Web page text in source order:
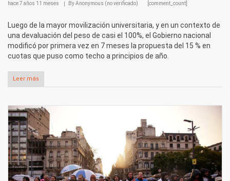
hace7 años 11 meses ByAnonymous (no verificado) [comment_count]
Luego de la mayor movilización universitaria, y en un contexto de
una devaluación del peso de casi el 100%, el Gobierno nacional
modificó por primera vez en 7 meses la propuesta del 15 % en
cuotas que puso como techo a principios de año.
Leer más